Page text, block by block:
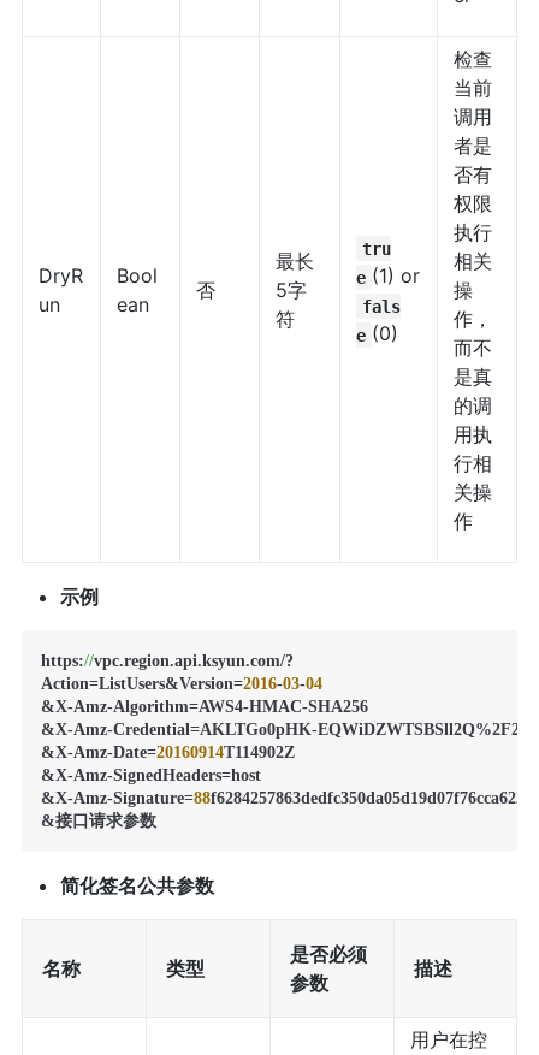
DryR
un
Bool
ean
否
最长
5字
符
tru
e (1) or
fals
e (0)
检查
当前
调用
者是
否有
权限
执行
相关
操
作，
而不
是真
的调
用执
行相
关操
作
示例
https://vpc.region.api.ksyun.com/?
Action=ListUsers&Version=2016-03-04
&X-Amz-Algorithm=AWS4-HMAC-SHA256
&X-Amz-Credential=AKLTGo0pHK-
&X-Amz-Date=20160914T114902Z
&X-Amz-SignedHeaders=host
&X-Amz-Signature=88
&接口请求参数
简化签名公共参数
名称 类型
是否必须
参数
描述
用户在控